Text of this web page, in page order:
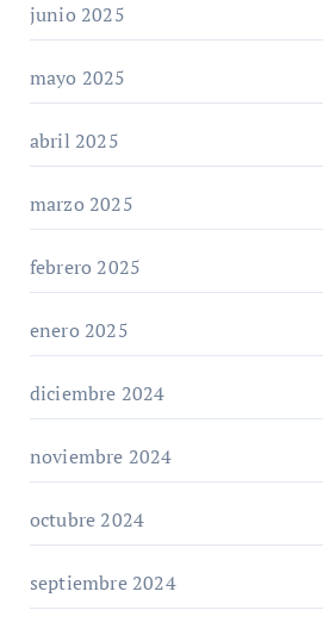
junio 2025
mayo 2025
abril 2025
marzo 2025
febrero 2025
enero 2025
diciembre 2024
noviembre 2024
octubre 2024
septiembre 2024